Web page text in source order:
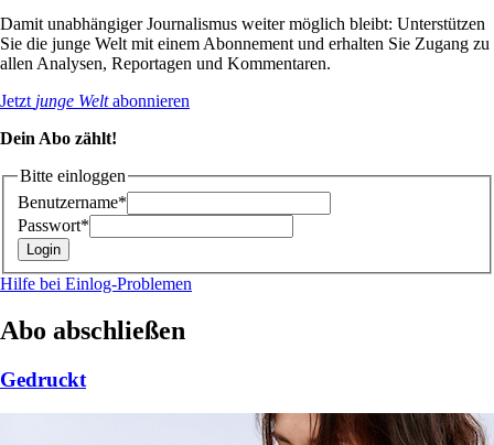
Damit unabhängiger Journalismus weiter möglich bleibt: Unterstützen
Sie die junge Welt mit einem Abonnement und erhalten Sie Zugang zu
allen Analysen, Reportagen und Kommentaren.
Jetzt junge Weltabonnieren
Dein Abo zählt!
Bitte einloggen
Benutzername*
Passwort*
Hilfe bei Einlog-Problemen
Abo abschließen
Gedruckt